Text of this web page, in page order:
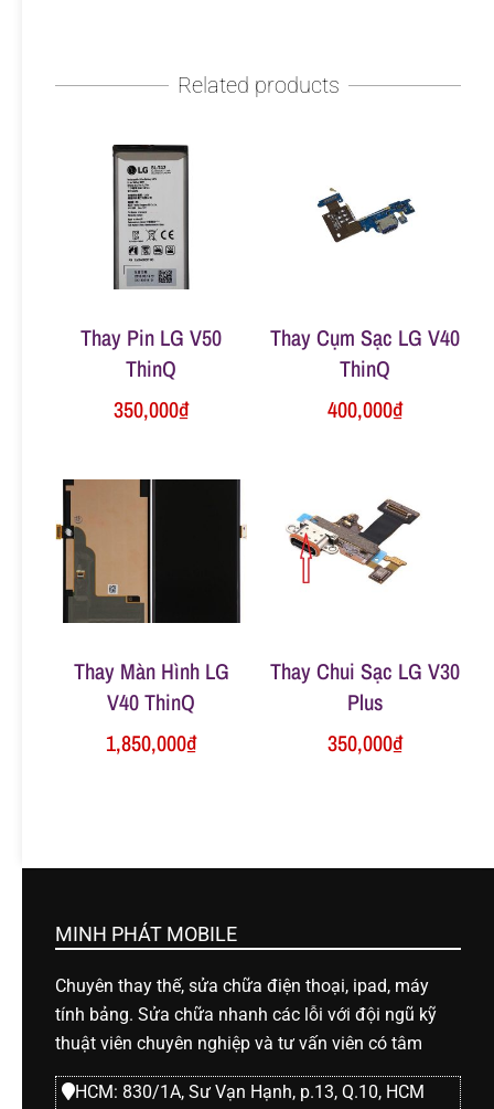
i Related products
Thay Pin LG V50
ThinQ
350,000₫
Thay Cụm Sạc LG V40
ThinQ
400,000₫
Thay Màn Hình LG
V40 ThinQ
1,850,000₫
Thay Chui Sạc LG V30
Plus
350,000₫
MINH PHÁT MOBILE
Chuyên thay thế, sửa chữa điện thoại, ipad, máy
tính bảng. Sửa chữa nhanh các lỗi với đội ngũ kỹ
thuật viên chuyên nghiệp và tư vấn viên có tâm
HCM: 830/1A, Sư Vạn Hạnh, p.13, Q.10, HCM